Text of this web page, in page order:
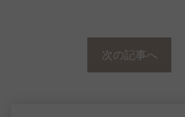
次の記事へ